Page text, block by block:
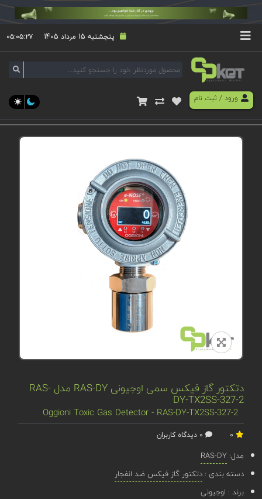
پنجشنبه 15 مرداد 1405 ۰۵:۰۵:۲۷
ورود/ ثبت نام
دتکتور گاز فیکس سمی اوجیونی RAS-DY مدل RAS-
DY-TX2SS-327-2
Oggioni Toxic Gas Detector - RAS-DY-TX2SS-327-2
مدل:RAS-DY
دسته بندی :دتکتور گاز فیکس ضد انفجار
برند : اوجیونی